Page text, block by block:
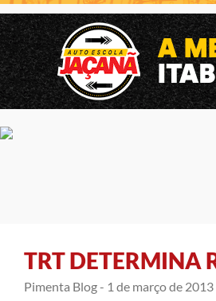
TRT DETERMINA
Pimenta Blog - 1 de março de 2013